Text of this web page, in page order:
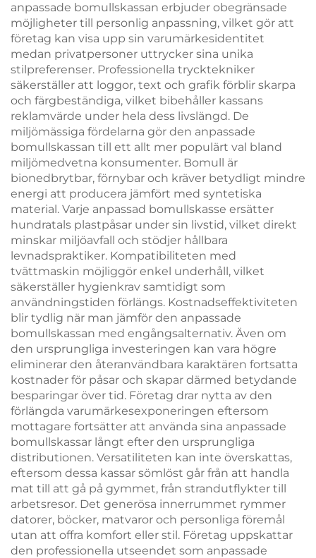
anpassade bomullskassan erbjuder obegränsade
möjligheter till personlig anpassning, vilket gör att
företag kan visa upp sin varumärkesidentitet
medan privatpersoner uttrycker sina unika
stilpreferenser. Professionella trycktekniker
säkerställer att loggor, text och grafik förblir skarpa
och färgbeständiga, vilket bibehåller kassans
reklamvärde under hela dess livslängd. De
miljömässiga fördelarna gör den anpassade
bomullskassan till ett allt mer populärt val bland
miljömedvetna konsumenter. Bomull är
bionedbrytbar, förnybar och kräver betydligt mindre
energi att producera jämfört med syntetiska
material. Varje anpassad bomullskasse ersätter
hundratals plastpåsar under sin livstid, vilket direkt
minskar miljöavfall och stödjer hållbara
levnadspraktiker. Kompatibiliteten med
tvättmaskin möjliggör enkel underhåll, vilket
säkerställer hygienkrav samtidigt som
användningstiden förlängs. Kostnadseffektiviteten
blir tydlig när man jämför den anpassade
bomullskassan med engångsalternativ. Även om
den ursprungliga investeringen kan vara högre
eliminerar den återanvändbara karaktären fortsatta
kostnader för påsar och skapar därmed betydande
besparingar över tid. Företag drar nytta av den
förlängda varumärkesexponeringen eftersom
mottagare fortsätter att använda sina anpassade
bomullskassar långt efter den ursprungliga
distributionen. Versatiliteten kan inte överskattas,
eftersom dessa kassar sömlöst går från att handla
mat till att gå på gymmet, från strandutflykter till
arbetsresor. Det generösa innerrummet rymmer
datorer, böcker, matvaror och personliga föremål
utan att offra komfort eller stil. Företag uppskattar
den professionella utseendet som anpassade